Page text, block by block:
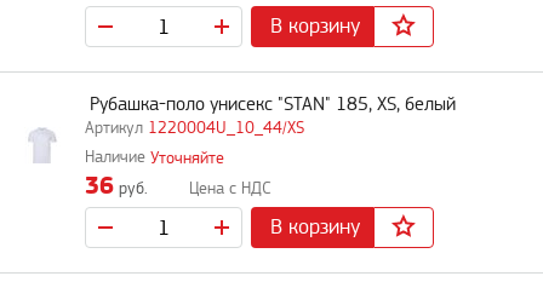
В корзину
1220004U_10_44/XS
Рубашка-поло унисекс "STAN" 185, XS, белый
Уточняйте
36 руб.
В корзину